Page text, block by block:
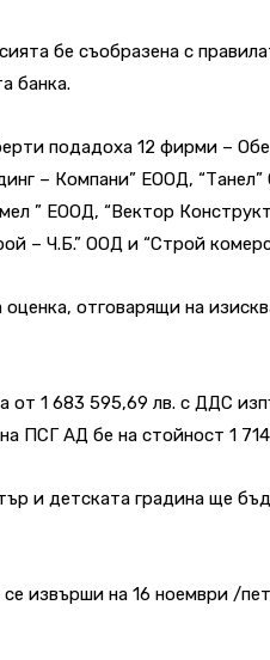
бе съобразена с
банка.
подадоха 12 фирми –
– Компани” ЕООД,
” ЕООД, “Вектор
– Ч.Б.” ООД и “Строй
отговарящи на
от 1 683 595,69 лв. с ДДС
ПСГ АД бе на стойност 1
и детската градина ще
извърши на 16 ноември /